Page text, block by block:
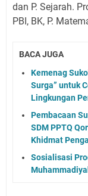
dan P. Sejarah.
PBI, BK, P.
BACA JUGA
Kemenag
Surga” untuk
Lingkungan
Pembacaan
SDM PPTQ
Khidmat
Sosialisasi